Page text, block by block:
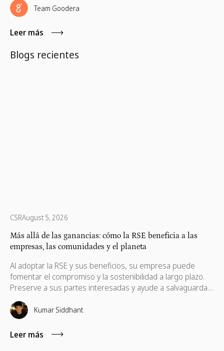
Team Goodera
Leer más
Blogs recientes
CSRAugust 5, 2026
Más allá de las ganancias: cómo la RSE beneficia a las
empresas, las comunidades y el planeta
Al adoptar la RSE y sus beneficios, su empresa puede
fomentar el compromiso y la sostenibilidad a largo plazo.
Preserve a sus partes interesadas y ayude a salvaguardar
sus intereses, que también son necesarios para su
progreso.Kumar Siddhant
Leer más